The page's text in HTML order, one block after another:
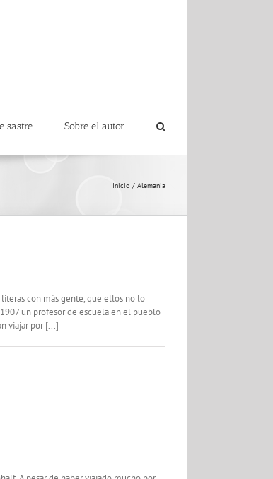
sastre Sobre el autor
Inicio Alemania
con más gente, que ellos no lo
un profesor de escuela en el pueblo
viajar por [...]